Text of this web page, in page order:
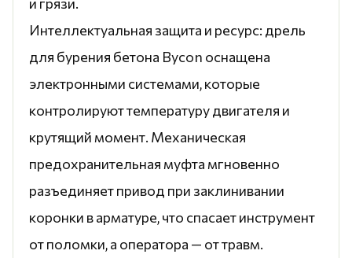
Интеллектуальная защита и ресурс: дрель
для бурения бетона Bycon оснащена
электронными системами, которые
контролируют температуру двигателя и
крутящий момент. Механическая
предохранительная муфта мгновенно
разъединяет привод при заклинивании
коронки в арматуре, что спасает инструмент
от поломки, а оператора — от травм.